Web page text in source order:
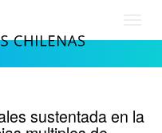
sustentada en la